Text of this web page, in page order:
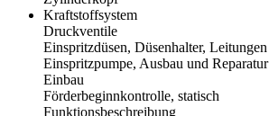
Kraftstoffsystem
Druckventile
Einspritzdüsen, Düsenhalter, Leitungen
Einspritzpumpe, Ausbau und Reparatur
Einbau
Förderbeginnkontrolle, statisch
Funktionsbeschreibung